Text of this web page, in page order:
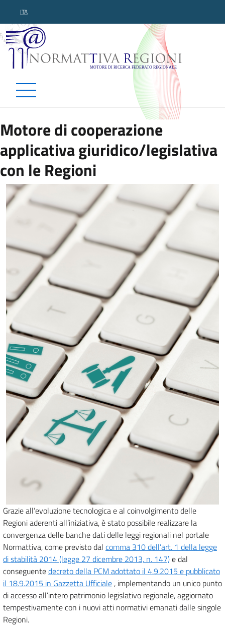
ITA
Normattiva Regioni -
Motore di cooperazione
applicativa giuridico/legislativa
con le Regioni
Grazie all’evoluzione tecnologica e al coinvolgimento delle
Regioni aderenti all’iniziativa, è stato possibile realizzare la
convergenza delle banche dati delle leggi regionali nel portale
Normattiva, come previsto dal comma 310 dell’art. 1 della legge
di stabilità 2014 (legge 27 dicembre 2013, n. 147)e dal
conseguentedecreto della PCM adottato il 4.9.2015 e pubblicato
il 18.9.2015 in Gazzetta Ufficiale , implementando un unico punto
di accesso all’intero patrimonio legislativo regionale, aggiornato
tempestivamente con i nuovi atti normativi emanati dalle singole
Regioni.